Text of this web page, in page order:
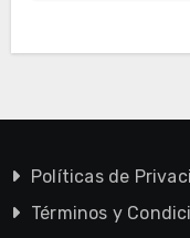
Políticas de
Términos y